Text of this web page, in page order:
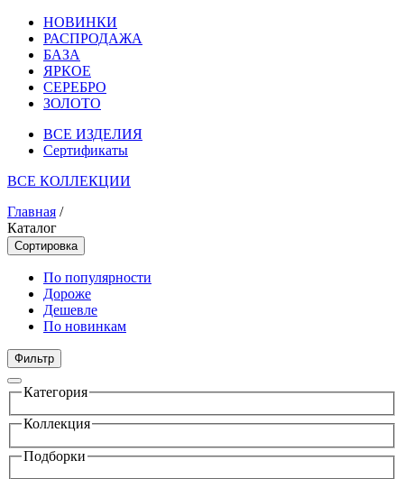
НОВИНКИ
РАСПРОДАЖА
БАЗА
ЯРКОЕ
СЕРЕБРО
ЗОЛОТО
ВСЕ ИЗДЕЛИЯ
Сертификаты
ВСЕ КОЛЛЕКЦИИ
Главная /
Каталог
Сортировка
По популярности
Дороже
Дешевле
По новинкам
Фильтр
Категория
Коллекция
Подборки